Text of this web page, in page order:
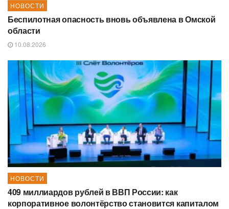
НОВОСТИ
Беспилотная опасность вновь объявлена в Омской
области
10.08.2026
НОВОСТИ
409 миллиардов рублей в ВВП России: как
корпоративное волонтёрство становится капиталом